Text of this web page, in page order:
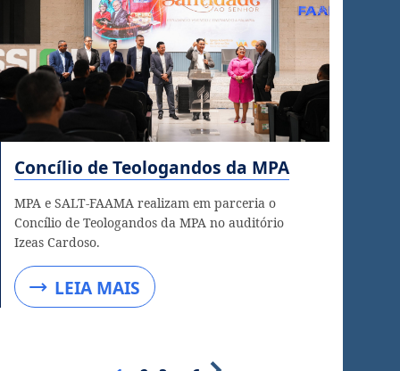
Concílio de Teologandos da MPA
MPA e SALT-FAAMA realizam em parceria o
Concílio de Teologandos da MPA no auditório
Izeas Cardoso.
LEIA MAIS